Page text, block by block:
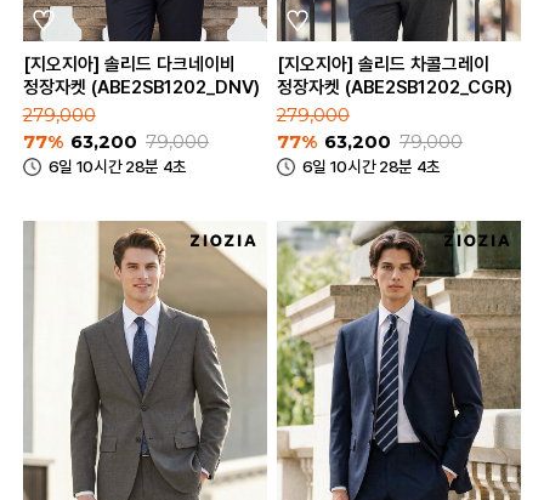
[지오지아] 솔리드 다크네이비
정장자켓 (ABE2SB1202_DNV)
279,000
77% 63,200 79,000
6일 10시간 28분 4초
[지오지아] 솔리드 차콜그레이
정장자켓 (ABE2SB1202_CGR)
279,000
77% 63,200 79,000
6일 10시간 28분 4초